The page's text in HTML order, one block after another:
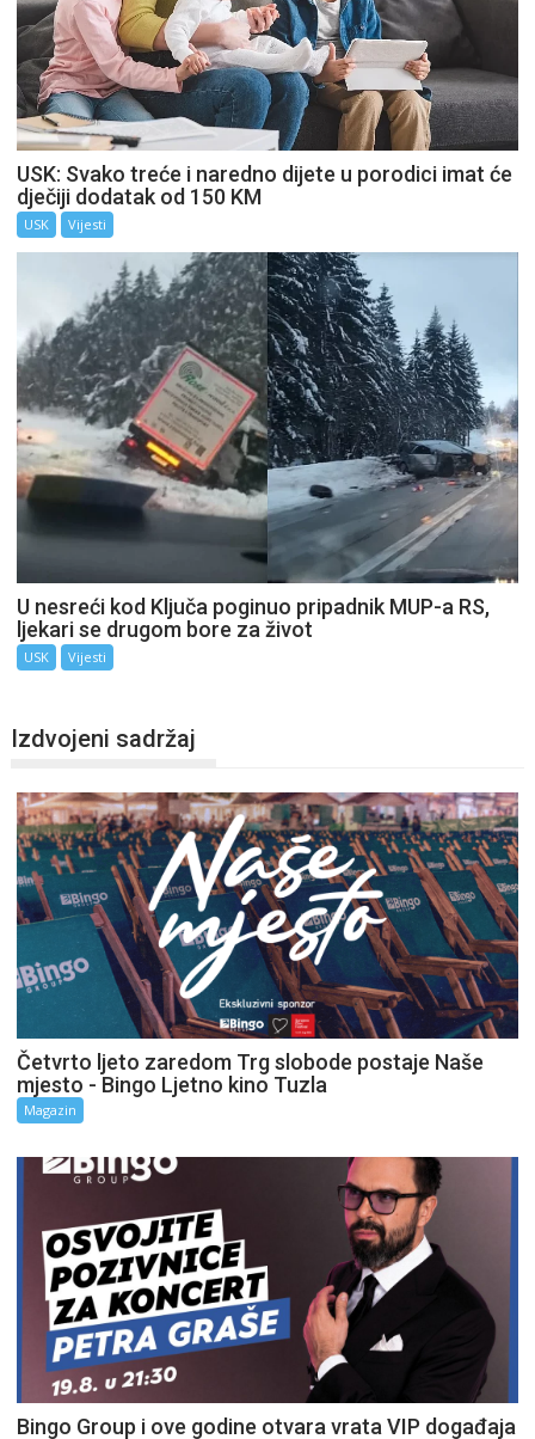
USK: Svako treće i naredno dijete u porodici imat će
dječiji dodatak od 150 KM
USK Vijesti
U nesreći kod Ključa poginuo pripadnik MUP-a RS,
ljekari se drugom bore za život
USK Vijesti
Izdvojeni sadržaj
Četvrto ljeto zaredom Trg slobode postaje Naše
mjesto - Bingo Ljetno kino Tuzla
Magazin
Bingo Group i ove godine otvara vrata VIP događaja